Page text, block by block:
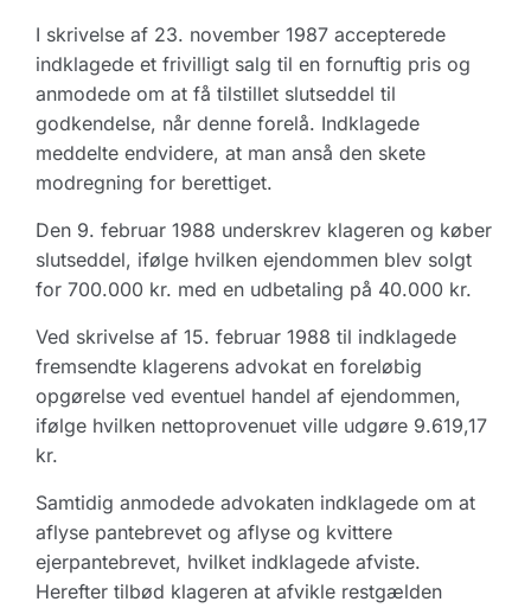
I skrivelse af 23. november 1987 accepterede
indklagede et frivilligt salg til en fornuftig pris og
anmodede om at få tilstillet slutseddel til
godkendelse, når denne forelå. Indklagede
meddelte endvidere, at man anså den skete
modregning for berettiget.
Den 9. februar 1988 underskrev klageren og køber
slutseddel, ifølge hvilken ejendommen blev solgt
for 700.000 kr. med en udbetaling på 40.000 kr.
Ved skrivelse af 15. februar 1988 til indklagede
fremsendte klagerens advokat en foreløbig
opgørelse ved eventuel handel af ejendommen,
ifølge hvilken nettoprovenuet ville udgøre 9.619,17
kr.
Samtidig anmodede advokaten indklagede om at
aflyse pantebrevet og aflyse og kvittere
ejerpantebrevet, hvilket indklagede afviste.
Herefter tilbød klageren at afvikle restgælden